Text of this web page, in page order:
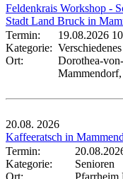
Feldenkrais Workshop -
Stadt Land Bruck in
Termin:
19.08.2026
Kategorie: Verschiedenes
Ort:
Dorothea-
20.08. 2026
Kaffeeratsch in
Termin:
Kategorie:
Senioren
Ort:
Pfarrheim